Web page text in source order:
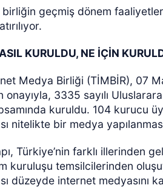
geçmiş dönem
KURULDU, NE İÇİN
Medya Birliği (TİMBİR), 07
onayıyla, 3335 sayılı
kuruldu. 104 kurucu
nitelikte bir medya
Türkiye’nin farklı illerinden
kuruluşu temsilcilerinden
düzeyde internet medyasını